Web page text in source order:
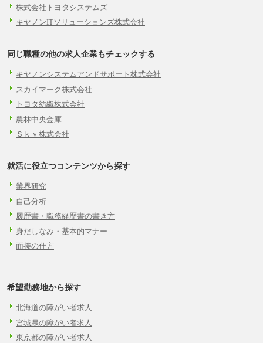
株式会社トヨタシステムズ
キヤノンITソリューションズ株式会社
同じ職種の他の求人企業もチェックする
キヤノンシステムアンドサポート株式会社
スカイマーク株式会社
トヨタ紡織株式会社
農林中央金庫
Ｓｋｙ株式会社
就活に役立つコンテンツから探す
業界研究
自己分析
履歴書・職務経歴書の書き方
身だしなみ・基本的マナー
面接の仕方
希望勤務地から探す
北海道の障がい者求人
宮城県の障がい者求人
東京都の障がい者求人